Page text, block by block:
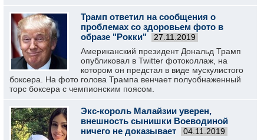
Трамп ответил на сообщения о
проблемах со здоровьем фото в
образе "Рокки"
27.11.2019
Американский президент Дональд Трамп
опубликовал в Twitter фотоколлаж, на
котором он предстал в виде мускулистого
боксера. На фото голова Трампа венчает полуобнаженный
торс боксера с чемпионским поясом.
Экс-король Малайзии уверен,
внешность сынишки Воеводиной
ничего не доказывает
04.11.2019